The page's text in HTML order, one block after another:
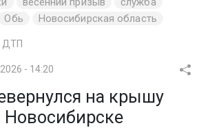
Обь Новосибирская область
ДТП
- 14:20
на крышу